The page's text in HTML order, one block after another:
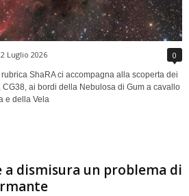
Luglio 2026 0
ShaRA ci accompagna alla scoperta dei
ai bordi della Nebulosa di Gum a cavallo
e della Vela
dismisura un problema di